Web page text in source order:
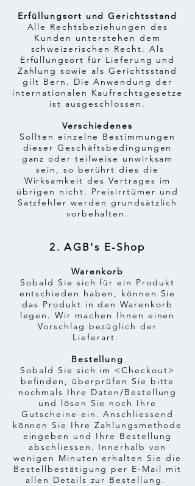
Erfüllungsort und Gerichtsstand
Alle Rechtsbeziehungen des
Kunden unterstehen dem
schweizerischen Recht. Als
Erfüllungsort für Lieferung und
Zahlung sowie als Gerichtsstand
gilt Bern. Die Anwendung der
internationalen Kaufrechtsgesetze
ist ausgeschlossen.
Verschiedenes
Sollten einzelne Bestimmungen
dieser Geschäftsbedingungen
ganz oder teilweise unwirksam
sein, so berührt dies die
Wirksamkeit des Vertrages im
übrigen nicht. Preisirrtümer und
Satzfehler werden grundsätzlich
vorbehalten.
2. AGB's E-Shop
Warenkorb
Sobald Sie sich für ein Produkt
entschieden haben, können Sie
das Produkt in den Warenkorb
legen. Wir machen Ihnen einen
Vorschlag bezüglich der
Lieferart.
Bestellung
Sobald Sie sich im <Checkout>
befinden, überprüfen Sie bitte
nochmals Ihre Daten/Bestellung
und lösen Sie noch Ihre
Gutscheine ein. Anschliessend
können Sie Ihre Zahlungsmethode
eingeben und Ihre Bestellung
abschliessen. Innerhalb von
wenigen Minuten erhalten Sie die
Bestellbestätigung per E-Mail mit
allen Details zur Bestellung.